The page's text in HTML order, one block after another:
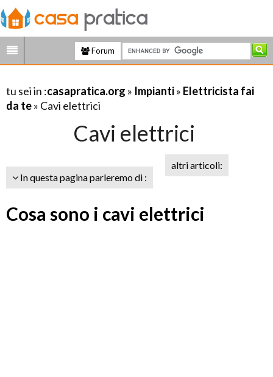
Forum
tu sei in :casapratica.org » Impianti» Elettricista fai
da te» Cavi elettrici
Cavi elettrici
In questa pagina parleremo di :
altri articoli:
Cosa sono i cavi elettrici